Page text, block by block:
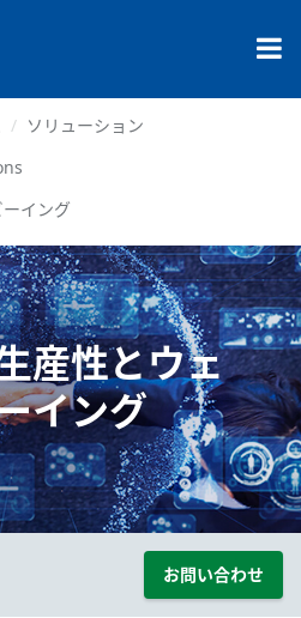
ソリューション
イング
産性とウェ
イング
お問い合わせ